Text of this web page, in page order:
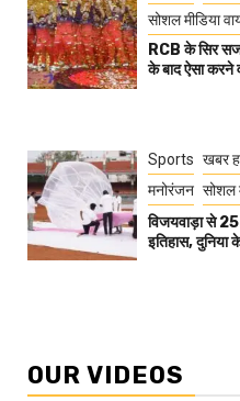
सोशल मीडिया
RCB के सिर
के बाद ऐसा करने
Sports खबर
मनोरंजन सोशल
विजयवाड़ा से
इतिहास, दुनिया
OUR VIDEOS